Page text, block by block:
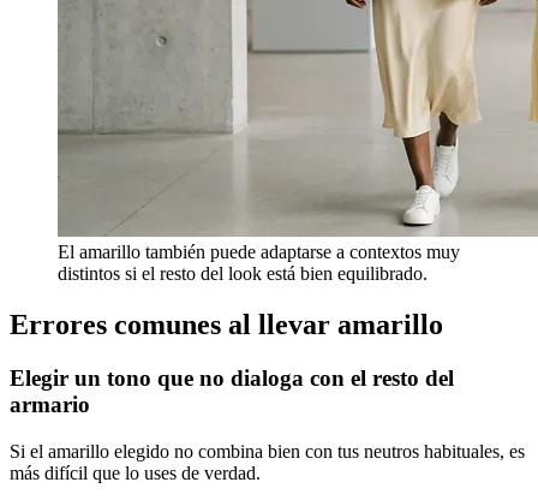
El amarillo también puede adaptarse a contextos muy
distintos si el resto del look está bien equilibrado.
Errores comunes al llevar amarillo
Elegir un tono que no dialoga con el resto del
armario
Si el amarillo elegido no combina bien con tus neutros habituales, es
más difícil que lo uses de verdad.